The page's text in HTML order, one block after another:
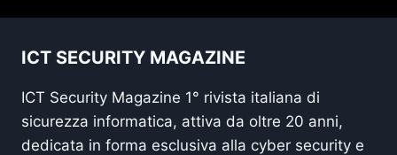
ICT SECURITY MAGAZINE
ICT Security Magazine 1° rivista italiana di
sicurezza informatica, attiva da oltre 20 anni,
dedicata in forma esclusiva alla cyber security e